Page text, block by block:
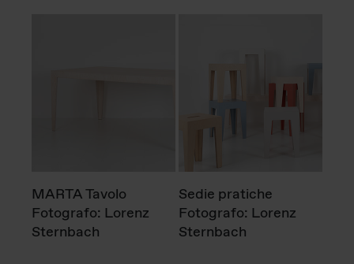
MARTA Tavolo
Fotografo: Lorenz
Sternbach
Sedie pratiche
Fotografo: Lorenz
Sternbach